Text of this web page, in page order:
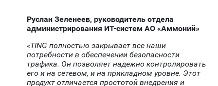
Руслан Зеленеев, руководитель отдела
администрирования ИТ-систем АО «Аммоний»
«TING полностью закрывает все наши
потребности в обеспечении безопасности
трафика. Он позволяет надежно контролировать
его и на сетевом, и на прикладном уровне. Этот
продукт отличается простотой внедрения и